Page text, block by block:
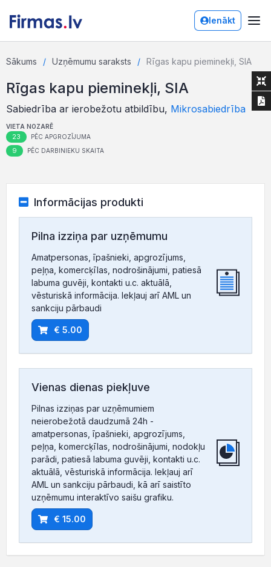
Ienākt
Sākums Uzņēmumu saraksts Rīgas kapu pieminekļi, SIA
Rīgas kapu pieminekļi, SIA
Sabiedrība ar ierobežotu atbildību, Mikrosabiedrība
VIETA NOZARĒ
23 PĒC APGROZĪJUMA
9 PĒC DARBINIEKU SKAITA
Informācijas produkti
Pilna izziņa par uzņēmumu
Amatpersonas, īpašnieki, apgrozījums,
peļņa, komercķīlas, nodrošinājumi, patiesā
labuma guvēji, kontakti u.c. aktuālā,
vēsturiskā informācija. Iekļauj arī AML un
sankciju pārbaudi
€ 5.00
Vienas dienas piekļuve
Pilnas izziņas par uzņēmumiem
neierobežotā daudzumā 24h -
amatpersonas, īpašnieki, apgrozījums,
peļņa, komercķīlas, nodrošinājumi, nodokļu
parādi, patiesā labuma guvēji, kontakti u.c.
aktuālā, vēsturiskā informācija. Iekļauj arī
AML un sankciju pārbaudi, kā arī saistīto
uzņēmumu interaktīvo saišu grafiku.
€ 15.00